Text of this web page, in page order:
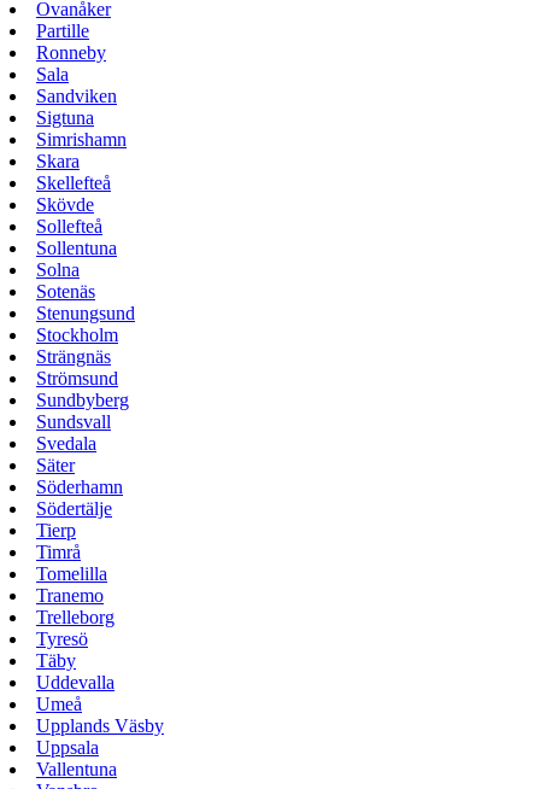
Ovanåker
Partille
Ronneby
Sala
Sandviken
Sigtuna
Simrishamn
Skara
Skellefteå
Skövde
Sollefteå
Sollentuna
Solna
Sotenäs
Stenungsund
Stockholm
Strängnäs
Strömsund
Sundbyberg
Sundsvall
Svedala
Säter
Söderhamn
Södertälje
Tierp
Timrå
Tomelilla
Tranemo
Trelleborg
Tyresö
Täby
Uddevalla
Umeå
Upplands Väsby
Uppsala
Vallentuna